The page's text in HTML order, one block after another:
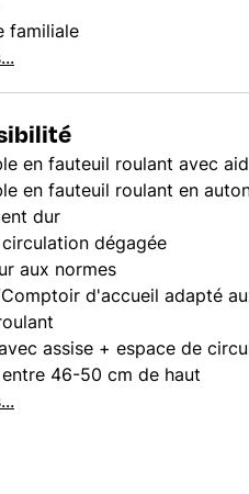
familiale
en fauteuil roulant avec
en fauteuil roulant en
dur
dégagée
aux normes
d'accueil adapté
assise + espace de
46-50 cm de haut